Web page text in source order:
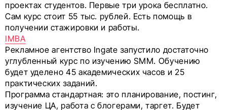
проектах студентов. Первые три урока бесплатно.
Сам курс стоит 55 тыс. рублей. Есть помощь в
получении стажировки и работы.
IMBA
Рекламное агентство Ingate запустило достаточно
углубленный курс по изучению SMM. Обучению
будет уделено 45 академических часов и 25
практических заданий.
Программа стандартная: это планирование, постинг,
изучение ЦА, работа с блогерами, таргет. Будет